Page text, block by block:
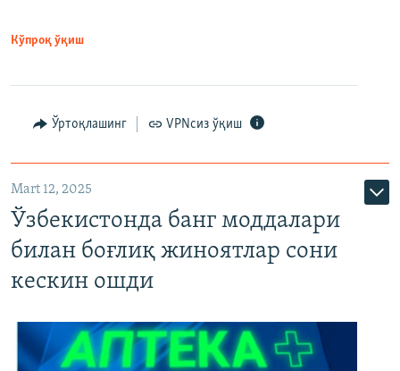
Кўпроқ ўқиш
Ўртоқлашинг VPNсиз ўқиш
Mart 12, 2025
Ўзбекистонда банг моддалари
билан боғлиқ жиноятлар сони
кескин ошди